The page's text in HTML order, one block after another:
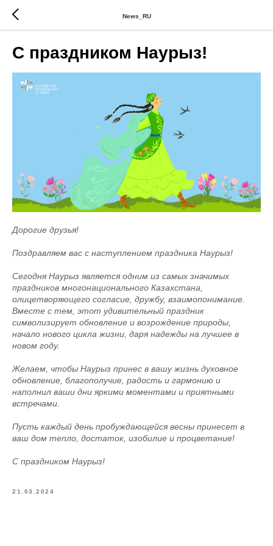
News_RU
С праздником Наурыз!
Дорогие друзья!
Поздравляем вас с наступлением праздника Наурыз!
Сегодня Наурыз является одним из самых значимых
праздников многонационального Казахстана,
олицетворяющего согласие, дружбу, взаимопонимание.
Вместе с тем, этот удивительный праздник
символизирует обновление и возрождение природы,
начало нового цикла жизни, даря надежды на лучшее в
новом году.
Желаем, чтобы Наурыз принес в вашу жизнь духовное
обновление, благополучие, радость и гармонию и
наполнил ваши дни яркими моментами и приятными
встречами.
Пусть каждый день пробуждающейся весны принесет в
ваш дом тепло, достаток, изобилие и процветание!
С праздником Наурыз!
21.03.2024